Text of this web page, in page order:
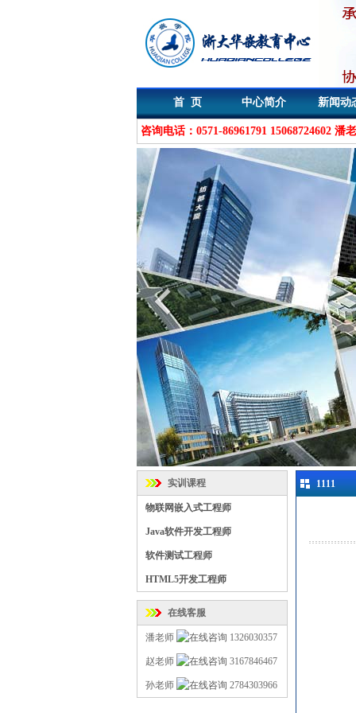
首 页 中心简介 新闻动
咨询电话：0571-86961791 15068724602 潘
实训课程
物联网嵌入式工程师
Java软件开发工程师
软件测试工程师
HTML5开发工程师
在线客服
潘老师 1326030357
赵老师 3167846467
孙老师 2784303966
1111